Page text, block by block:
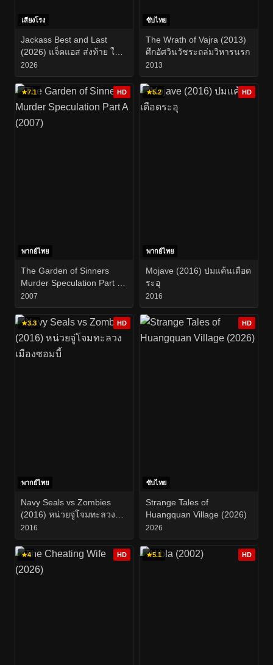
เสียงโรง
Jackass Best and Last
(2026) แจ็คแอส ส่งท้าย ให้
สุด
2026
ซับไทย
The Wrath of Vajra (2013)
ศึกอัศวินวัชระถล่มวิหารนรก
2013
★7.1 HD
พากย์ไทย
The Garden of Sinners
Murder Speculation Part A
(2007)
2007
★5.2 HD
พากย์ไทย
Mojave (2016) ปมแค้นเดือด
ระอุ
2016
★3.3 HD
พากย์ไทย
Navy Seals vs Zombies
(2016) หน่วยจู่โจมทะลวง
เมืองซอมบี้
2016
HD
ซับไทย
Strange Tales of
Huangquan Village (2026)
2026
★4 HD ★5.1 HD